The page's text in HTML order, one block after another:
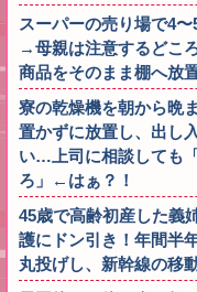
スーパーの売り場で4
→母親は注意するどこ
商品をそのまま棚へ放
寮の乾燥機を朝から晩
置かずに放置し、出し
い…上司に相談しても
ろ」←はぁ？！
45歳で高齢初産した義
護にドン引き！年間半
丸投げし、新幹線の移